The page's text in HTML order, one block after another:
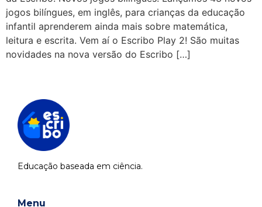
jogos bilíngues, em inglês, para crianças da educação
infantil aprenderem ainda mais sobre matemática,
leitura e escrita. Vem aí o Escribo Play 2! São muitas
novidades na nova versão do Escribo […]
Educação baseada em ciência.
Menu